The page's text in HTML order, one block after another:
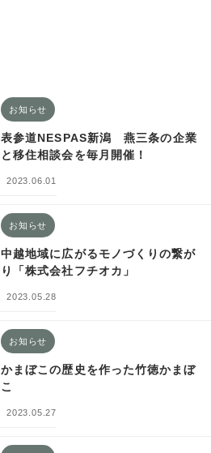
お知らせ
2023.06.01
表参道NESPAS新潟 燕三条の企業
と移住相談会を毎月開催！
お知らせ
2023.05.28
中越地域に広がるモノづくりの繋が
り「株式会社フチオカ」
お知らせ
2023.05.27
かまぼこの歴史を作った竹徳かまぼ
こ